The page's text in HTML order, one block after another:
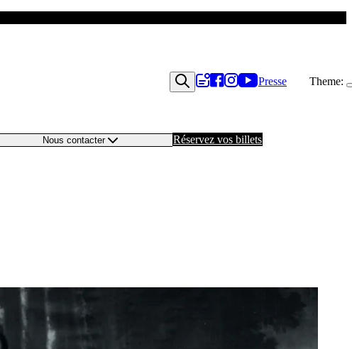
Presse
Nous contacter Réservez vos billets
Theme: